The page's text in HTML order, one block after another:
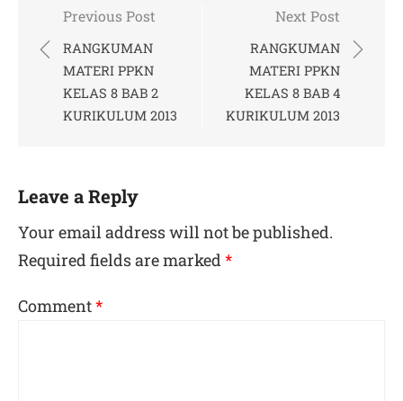
Post
navigation
Previous Post
RANGKUMAN
MATERI PPKN
KELAS 8 BAB 2
KURIKULUM 2013
Next Post
RANGKUMAN
MATERI PPKN
KELAS 8 BAB 4
KURIKULUM 2013
Leave a Reply
Your email address will not be published.
Required fields are marked*
Comment*